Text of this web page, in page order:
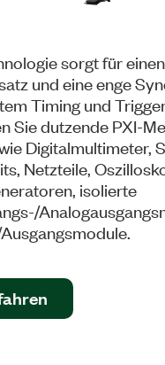
sorgt für
und eine enge
Timing und
Sie dutzende PXI-
Digitalmultimeter,
Netzteile,
isolierte